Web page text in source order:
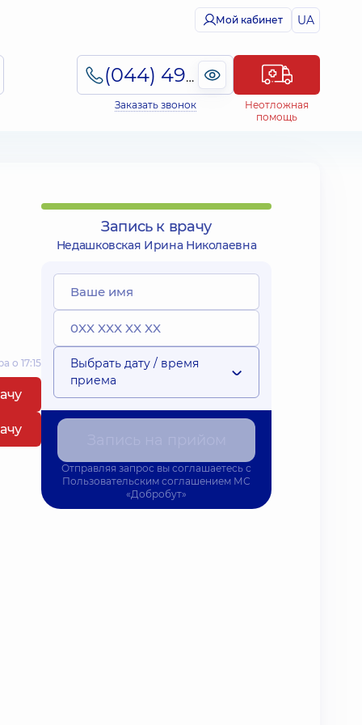
Мой кабинет UA
(044) 495-2-888
Заказать звонок
Неотложная
помощь
о 17:15
Запись к врачу
Недашковская Ирина Николаевна
Выбрать дату / время
приема
Отправляя запрос вы соглашаетесь с
Пользовательским соглашением МС
«Добробут»